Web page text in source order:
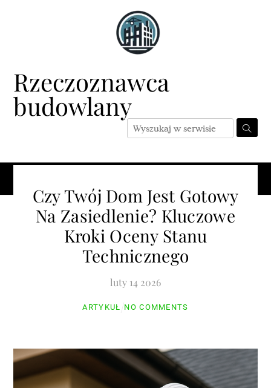
Rzeczoznawca
budowlany
Czy Twój Dom Jest Gotowy
Na Zasiedlenie? Kluczowe
Kroki Oceny Stanu
Technicznego
luty 14 2026
ARTYKUŁ NO COMMENTS